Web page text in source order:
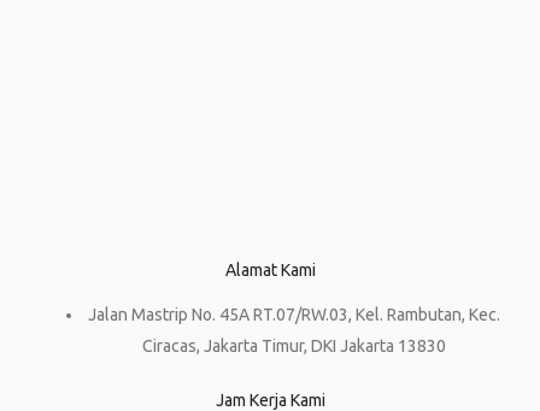
Alamat Kami
Jalan Mastrip No. 45A RT.07/RW.03, Kel. Rambutan, Kec.
Ciracas, Jakarta Timur, DKI Jakarta 13830
Jam Kerja Kami